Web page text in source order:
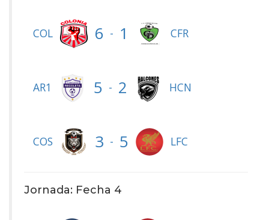
COL 6 - 1 CFR
AR1 5 - 2 HCN
COS 3 - 5 LFC
Jornada: Fecha 4